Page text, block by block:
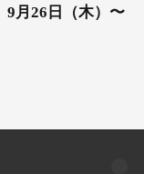
9月26日（木）〜